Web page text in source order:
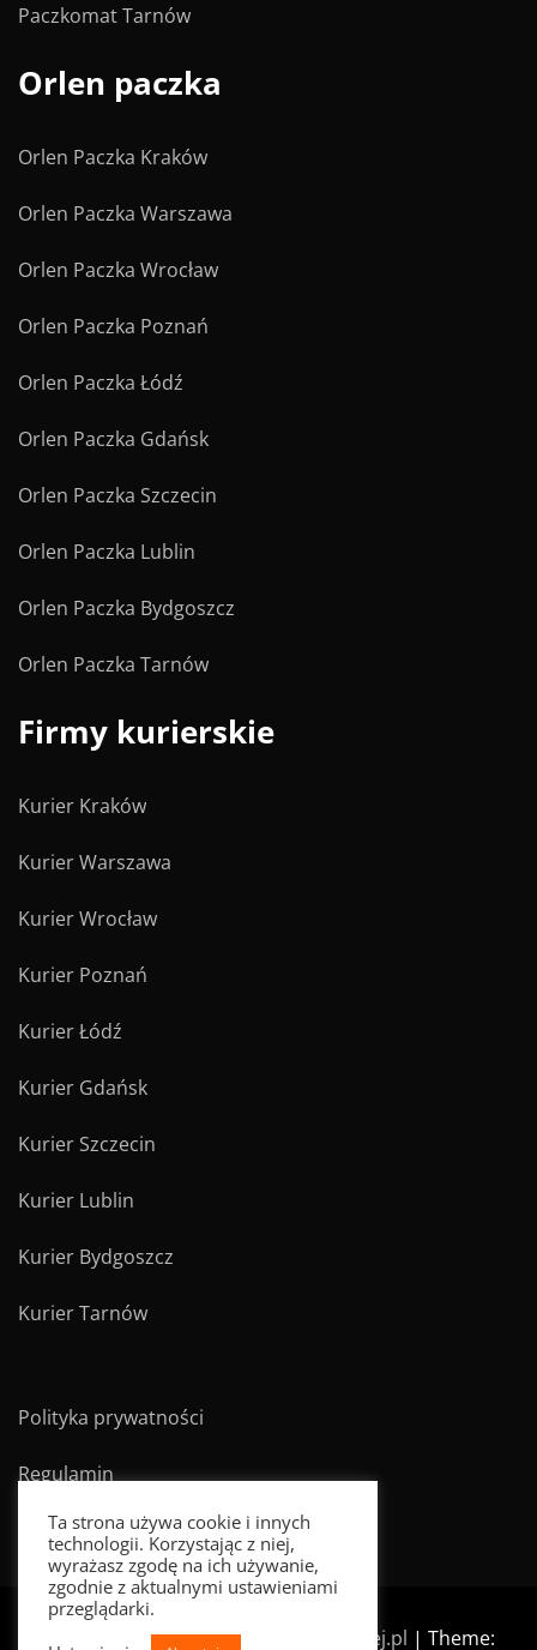
Paczkomat Tarnów
Orlen paczka
Orlen Paczka Kraków
Orlen Paczka Warszawa
Orlen Paczka Wrocław
Orlen Paczka Poznań
Orlen Paczka Łódź
Orlen Paczka Gdańsk
Orlen Paczka Szczecin
Orlen Paczka Lublin
Orlen Paczka Bydgoszcz
Orlen Paczka Tarnów
Firmy kurierskie
Kurier Kraków
Kurier Warszawa
Kurier Wrocław
Kurier Poznań
Kurier Łódź
Kurier Gdańsk
Kurier Szczecin
Kurier Lublin
Kurier Bydgoszcz
Kurier Tarnów
Polityka prywatności
Regulamin
Dumnie wspierany przez wysylajtaniej.pl | Theme:
Ta strona używa cookie i innych
technologii. Korzystając z niej,
wyrażasz zgodę na ich używanie,
zgodnie z aktualnymi ustawieniami
przeglądarki.